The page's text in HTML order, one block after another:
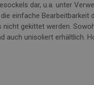
dar, u.a. unter
einfache Bearbeitbarkeit
gekittet werden.
unisoliert erhältlich.